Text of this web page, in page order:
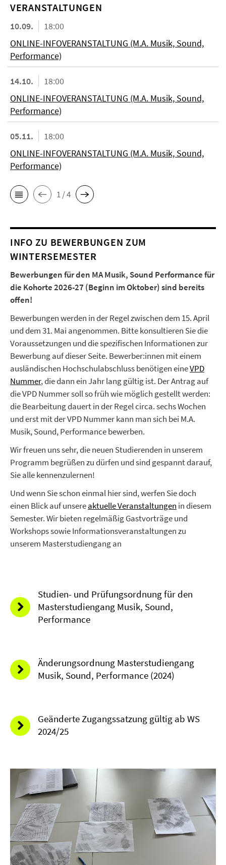
VERANSTALTUNGEN
10.09.
18:00
ONLINE-INFOVERANSTALTUNG (M.A. Musik, Sound,
Performance)
14.10.
18:00
ONLINE-INFOVERANSTALTUNG (M.A. Musik, Sound,
Performance)
05.11.
18:00
ONLINE-INFOVERANSTALTUNG (M.A. Musik, Sound,
Performance)
1 / 4
INFO ZU BEWERBUNGEN ZUM
WINTERSEMESTER
Bewerbungen für den MA Musik, Sound Performance für
die Kohorte 2026-27 (Beginn im Oktober) sind bereits
offen!
Bewerbungen werden in der Regel zwischen dem 15. April
und dem 31. Mai angenommen. Bitte konsultieren Sie die
Voraussetzungen und die spezifischen Informationen zur
Bewerbung auf dieser Seite. Bewerber:innen mit einem
ausländischen Hochschulabschluss benötigen eineVPD
Nummer,die dann ein Jahr lang gültig ist. Der Antrag auf
die VPD Nummer soll so früh wie möglich gestellt werden:
die Bearbeitung dauert in der Regel circa. sechs Wochen
und erst mit der VPD Nummer kann man sich bei M.A.
Musik, Sound, Performance bewerben.
Wir freuen uns sehr, die neuen Studierenden in unserem
Programm begrüßen zu dürfen und sind gespannt darauf,
Sie alle kennenzulernen!
Und wenn Sie schon einmal hier sind, werfen Sie doch
einen Blick auf unsereaktuelle Veranstaltungen in diesem
Semester. Wir bieten regelmäßig Gastvorträge und
Workshops sowie Informationsveranstaltungen zu
unserem Masterstudiengang an
Studien- und Prüfungsordnung für den
Masterstudiengang Musik, Sound,
Performance
Änderungsordnung Masterstudiengang
Musik, Sound, Performance (2024)
Geänderte Zugangssatzung gültig ab WS
2024/25